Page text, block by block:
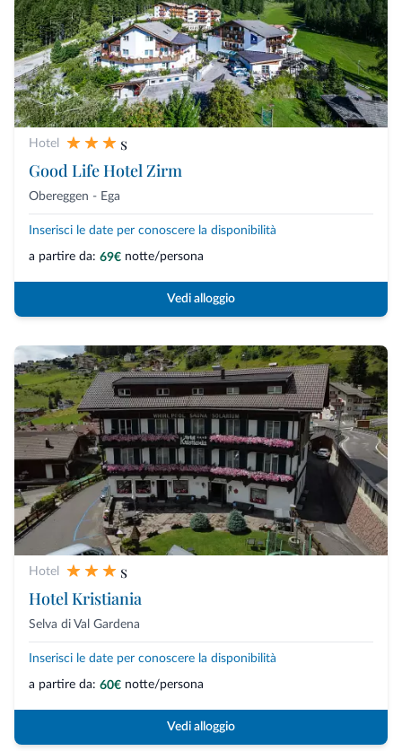
Hotel
s
Good Life Hotel Zirm
Obereggen - Ega
Inserisci le date per conoscere la disponibilità
a partire da: 69€ notte/persona
Vedi alloggio
Hotel
s
Hotel Kristiania
Selva di Val Gardena
Inserisci le date per conoscere la disponibilità
a partire da: 60€ notte/persona
Vedi alloggio